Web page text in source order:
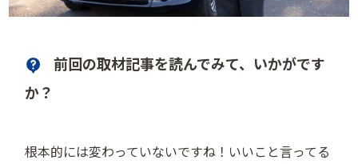
前回の取材記事を読んでみて、いかがです
か？
根本的には変わっていないですね！いいこと言ってる